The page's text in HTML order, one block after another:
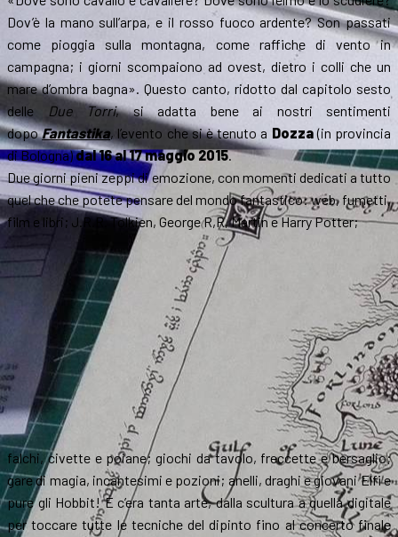
Dov’è la mano sull’arpa, e il rosso fuoco ardente? Son passati
come pioggia sulla montagna, come raffiche di vento in
campagna; i giorni scompaiono ad ovest, dietro i colli che un
mare d’ombra bagna». Questo canto, ridotto dal capitolo sesto
delle
Due Torri, si adatta bene ai nostri sentimenti
dopoFantastika, l’evento che si è tenuto a Dozza(in provincia
di Bologna)dal 16 al 17 maggio 2015.
Due giorni pieni zeppi di emozione, con momenti dedicati a tutto
quel che che potete pensare del mondo fantastico: web, fumetti,
film e libri; J.R.R. Tolkien, George R,R, Martin e Harry Potter;
falchi, civette e poiane; giochi da tavolo, freccette e bersaglio;
gare di magia, incantesimi e pozioni; anelli, draghi e giovani Elfi e
pure gli Hobbit! E c’era tanta arte, dalla scultura a quella digitale
per toccare tutte le tecniche del dipinto fino al concerto finale